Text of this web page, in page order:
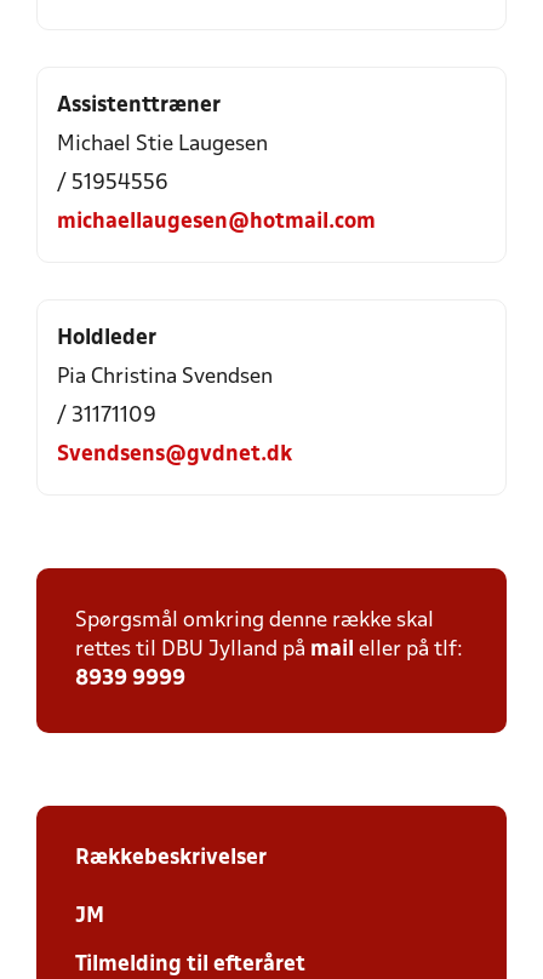
Assistenttræner
Michael Stie Laugesen
/ 51954556
michaellaugesen@hotmail.com
Holdleder
Pia Christina Svendsen
/ 31171109
Svendsens@gvdnet.dk
Spørgsmål omkring denne række skal
rettes til DBU Jylland på mail eller på tlf:
8939 9999
Rækkebeskrivelser
JM
Tilmelding til efteråret